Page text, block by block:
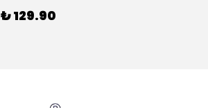
₺ 129.90